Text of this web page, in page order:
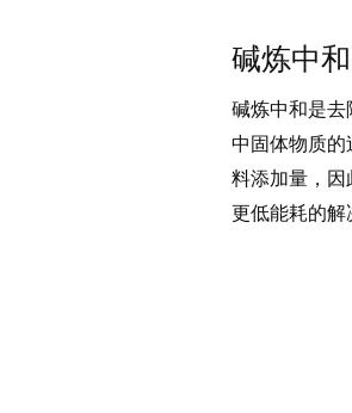
碱炼中和
碱炼中和是去
中固体物质的
料添加量，因
更低能耗的解